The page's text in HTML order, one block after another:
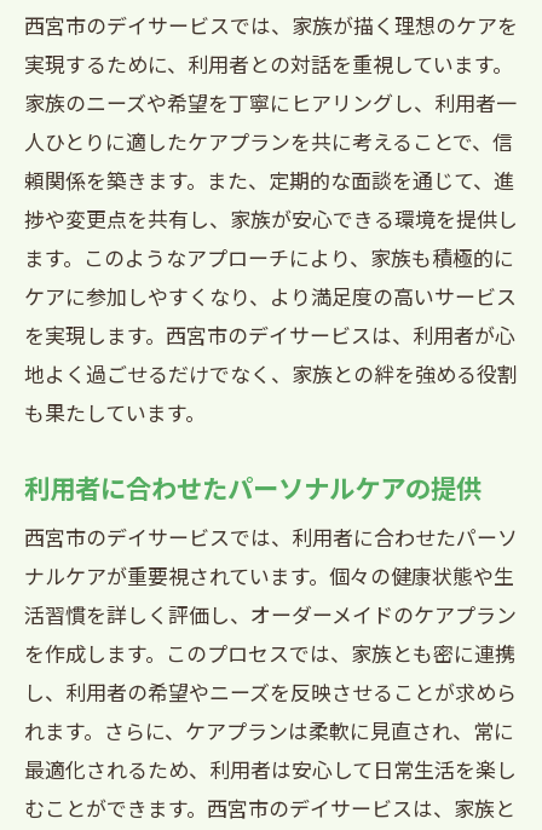
西宮市のデイサービスでは、家族が描く理想のケアを
実現するために、利用者との対話を重視しています。
家族のニーズや希望を丁寧にヒアリングし、利用者一
人ひとりに適したケアプランを共に考えることで、信
頼関係を築きます。また、定期的な面談を通じて、進
捗や変更点を共有し、家族が安心できる環境を提供し
ます。このようなアプローチにより、家族も積極的に
ケアに参加しやすくなり、より満足度の高いサービス
を実現します。西宮市のデイサービスは、利用者が心
地よく過ごせるだけでなく、家族との絆を強める役割
も果たしています。
利用者に合わせたパーソナルケアの提供
西宮市のデイサービスでは、利用者に合わせたパーソ
ナルケアが重要視されています。個々の健康状態や生
活習慣を詳しく評価し、オーダーメイドのケアプラン
を作成します。このプロセスでは、家族とも密に連携
し、利用者の希望やニーズを反映させることが求めら
れます。さらに、ケアプランは柔軟に見直され、常に
最適化されるため、利用者は安心して日常生活を楽し
むことができます。西宮市のデイサービスは、家族と